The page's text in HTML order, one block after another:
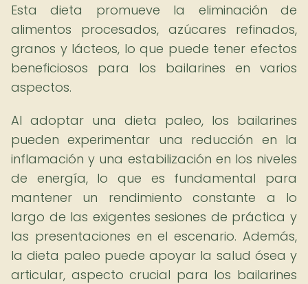
Esta dieta promueve la eliminación de
alimentos procesados, azúcares refinados,
granos y lácteos, lo que puede tener efectos
beneficiosos para los bailarines en varios
aspectos.
Al adoptar una dieta paleo, los bailarines
pueden experimentar una reducción en la
inflamación y una estabilización en los niveles
de energía, lo que es fundamental para
mantener un rendimiento constante a lo
largo de las exigentes sesiones de práctica y
las presentaciones en el escenario. Además,
la dieta paleo puede apoyar la salud ósea y
articular, aspecto crucial para los bailarines